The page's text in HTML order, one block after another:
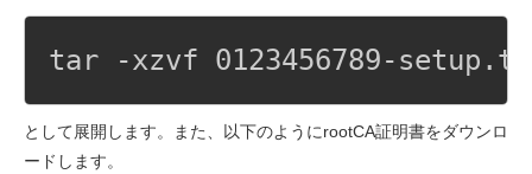
tar -xzvf 0123456789-
として展開します。また、以下のようにrootCA証明書をダウンロ
ードします。